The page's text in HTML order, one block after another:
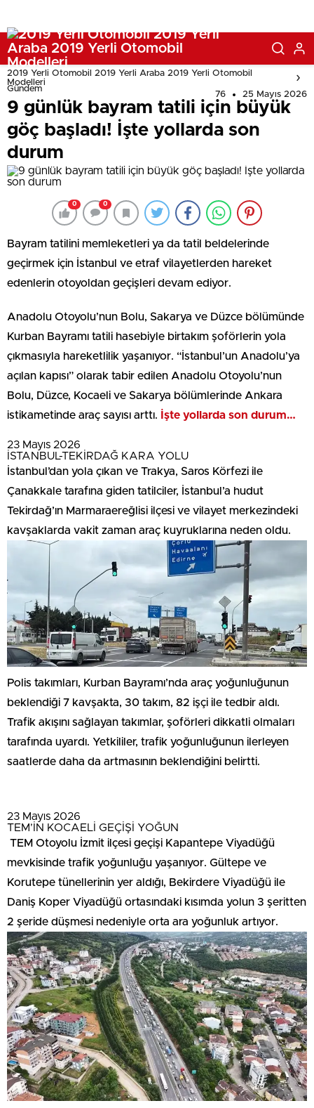
2019 Yerli Otomobil 2019 Yerli Araba 2019 Yerli Otomobil
Modelleri
Gündem
76 25 Mayıs 2026
9 günlük bayram tatili için büyük
göç başladı! İşte yollarda son
durum
0 0
Bayram tatilini memleketleri ya da tatil beldelerinde
geçirmek için İstanbul ve etraf vilayetlerden hareket
edenlerin otoyoldan geçişleri devam ediyor.
Anadolu Otoyolu’nun Bolu, Sakarya ve Düzce bölümünde
Kurban Bayramı tatili hasebiyle birtakım şoförlerin yola
çıkmasıyla hareketlilik yaşanıyor. “İstanbul’un Anadolu’ya
açılan kapısı” olarak tabir edilen Anadolu Otoyolu’nun
Bolu, Düzce, Kocaeli ve Sakarya bölümlerinde Ankara
istikametinde araç sayısı arttı. İşte yollarda son durum…
23 Mayıs 2026
İSTANBUL-TEKİRDAĞ KARA YOLU
İstanbul’dan yola çıkan ve Trakya, Saros Körfezi ile
Çanakkale tarafına giden tatilciler, İstanbul’a hudut
Tekirdağ’ın Marmaraereğlisi ilçesi ve vilayet merkezindeki
kavşaklarda vakit zaman araç kuyruklarına neden oldu.
Polis takımları, Kurban Bayramı’nda araç yoğunluğunun
beklendiği 7 kavşakta, 30 takım, 82 işçi ile tedbir aldı.
Trafik akışını sağlayan takımlar, şoförleri dikkatli olmaları
tarafında uyardı. Yetkililer, trafik yoğunluğunun ilerleyen
saatlerde daha da artmasının beklendiğini belirtti.
23 Mayıs 2026
TEM’İN KOCAELİ GEÇİŞİ YOĞUN
TEM Otoyolu İzmit ilçesi geçişi Kapantepe Viyadüğü
mevkisinde trafik yoğunluğu yaşanıyor. Gültepe ve
Korutepe tünellerinin yer aldığı, Bekirdere Viyadüğü ile
Daniş Koper Viyadüğü ortasındaki kısımda yolun 3 şeritten
2 şeride düşmesi nedeniyle orta ara yoğunluk artıyor.